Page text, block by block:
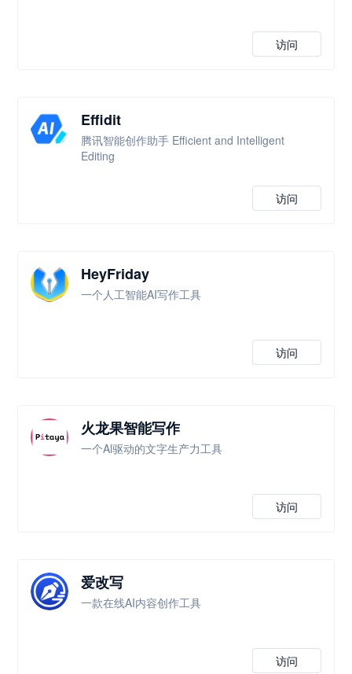
访问
Effidit
腾讯智能创作助手 Efficient and Intelligent
Editing
访问
HeyFriday
一个人工智能AI写作工具
访问
火龙果智能写作
一个Al驱动的文字生产力工具
访问
爱改写
一款在线AI内容创作工具
访问